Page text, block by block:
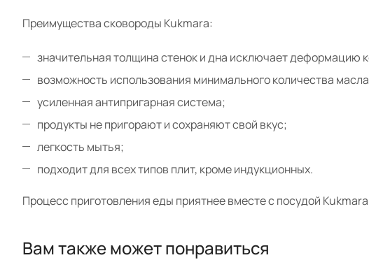
Преимущества сковороды Kukmara:
значительная толщина стенок и дна исключает деформацию
возможность использования минимального количества
усиленная антипригарная система;
продукты не пригорают и сохраняют свой вкус;
легкость мытья;
подходит для всех типов плит, кроме индукционных.
Процесс приготовления еды приятнее вместе с посудой
Вам также может понравиться